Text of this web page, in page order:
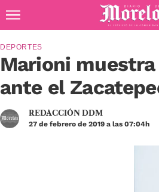
Diario de Morelos
Marioni
ante el
DEPORTES
REDACCIÓN DDM
27 de febrero de 2019 a las 07:04h